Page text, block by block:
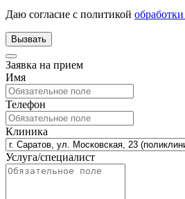
Даю согласие с политикой
Заявка на прием
Имя
Телефон
Клиника
Услуга/специалист